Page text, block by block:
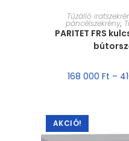
MÉRET
Tűzálló
páncélszekrény,
PARITET FRS
168 000Ft –
AKCIÓ!